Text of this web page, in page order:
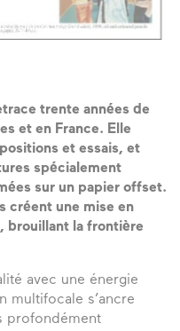
/ Empire_Books
trente années de
et en France. Elle
et essais, et
spécialement
sur un papier offset.
créent une mise en
brouillant la frontière
avec une énergie
multifocale s’ancre
profondément